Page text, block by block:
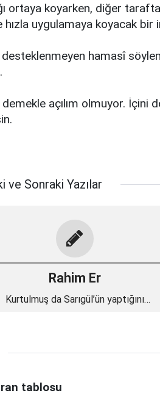
ortaya koyarken, diğer
hızla uygulamaya koyacak bir
hamasî
demekle açılım olmuyor.
ve Sonraki Yazılar
Rahim Er
Kurtulmuş da Sarıgül’ün yaptığını
tablosu